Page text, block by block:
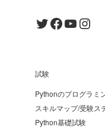
Twitter
Facebook
試験
Pythonのプログラミ
スキルマップ/受験ス
Python基礎試験